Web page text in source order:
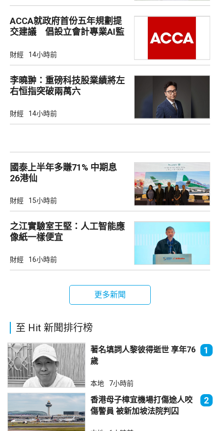
ACCA就政府首份五年規劃提
交建議 倡設立會計專業AI監
財經 14小時前
李曉翀：重磅科技股業績將左
右恒指突破兩萬六
財經 14小時前
國泰上半年多賺71% 中期息
26港仙
財經 15小時前
之江實驗室王堅：人工智能應
像紙一樣便宜
財經 16小時前
更多新聞
至 Hit 新聞排行榜
著名填詞人黎彼得逝世 享年76
歲
1
本地 7小時前
香港母子樟宜機場打傷途人咬
傷警員 被新加坡法院判囚
2